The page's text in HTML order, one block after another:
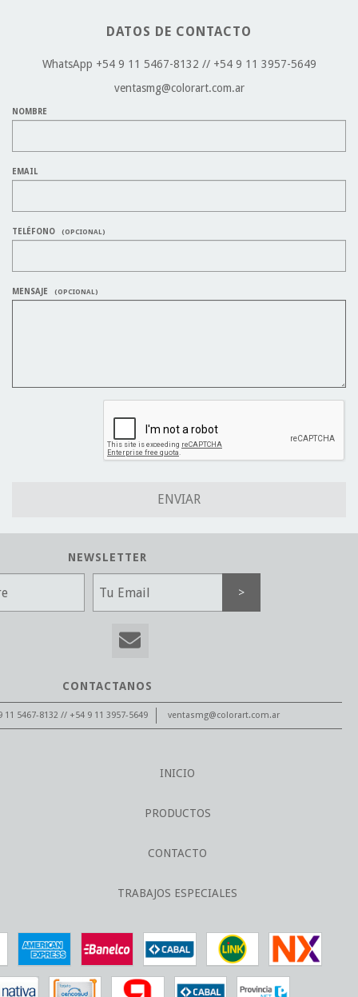
DATOS DE CONTACTO
WhatsApp +54 9 11 5467-8132 // +54 9 11 3957-5649
ventasmg@colorart.com.ar
NOMBRE
EMAIL
TELÉFONO (OPCIONAL)
MENSAJE (OPCIONAL)
NEWSLETTER
CONTACTANOS
11 5467-8132 // +54 9 11 3957-5649 ventasmg@colorart.com.ar
INICIO
PRODUCTOS
CONTACTO
TRABAJOS ESPECIALES